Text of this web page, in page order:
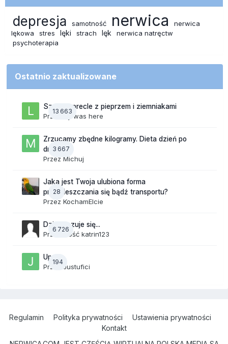
depresja samotność nerwica
nerwica
lękowa
stres lęki strach lęk
nerwica natręctw
psychoterapia
Ostatnio zaktualizowane
13 663
Szalone precle z pieprzem i ziemniakami
Przez lily was here
3 667
Zrzucamy zbędne kilogramy. Dieta dzień po
dniu.
Przez Michuj
28
Jaka jest Twoja ulubiona forma
przemieszczania się bądź transportu?
Przez KochamElcie
6 726
Dzisiaj czuje się...
Przez Gość katrin123
194
Upały
PrzezJustufici
Regulamin Polityka prywatności
Ustawienia prywatności
Kontakt